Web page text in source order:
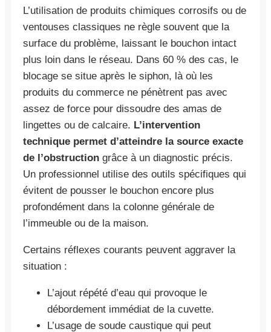
L’utilisation de produits chimiques corrosifs ou de
ventouses classiques ne règle souvent que la
surface du problème, laissant le bouchon intact
plus loin dans le réseau. Dans 60 % des cas, le
blocage se situe après le siphon, là où les
produits du commerce ne pénètrent pas avec
assez de force pour dissoudre des amas de
lingettes ou de calcaire. L’intervention
technique permet d’atteindre la source exacte
de l’obstruction grâce à un diagnostic précis.
Un professionnel utilise des outils spécifiques qui
évitent de pousser le bouchon encore plus
profondément dans la colonne générale de
l’immeuble ou de la maison.
Certains réflexes courants peuvent aggraver la
situation :
L’ajout répété d’eau qui provoque le
débordement immédiat de la cuvette.
L’usage de soude caustique qui peut